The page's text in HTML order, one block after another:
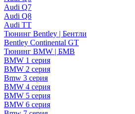
Audi Q7
Audi Q8
Audi TT
Тюнинг Bentley | Бентли
Bentley Continental GT
Тюнинг BMW | БМВ
BMW 1 серия
BMW 2 серия
Bmw 3 серия
BMW 4 серия
BMW 5 серия
BMW 6 серия